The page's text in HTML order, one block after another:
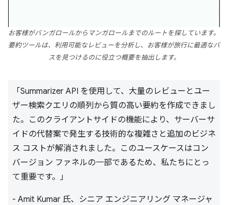
お客様がバンガロールからマンガロールまでのルートを探しています。
要約ツールは、利用可能なレビューを分析し、お客様が旅行に最適なバ
スを見つけるのに役立つ概要を抽出します。
「Summarizer API を使用して、大量のレビューとユー
ザー検索クエリの順列から質の高い要約を作成できまし
た。このクライアントサイドの機能により、サーバーサ
イドの代替案で発生する技術的な複雑さと追加のビジネ
ス コストが解消されました。このユースケースはコン
バージョン ファネルの一部であるため、私たちにとっ
て重要です。」
- Amit Kumar 氏、シニア エンジニアリング マネージャ